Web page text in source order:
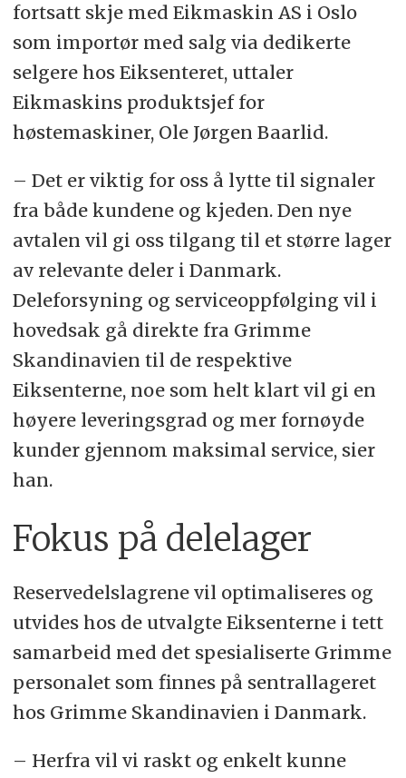
fortsatt skje med Eikmaskin AS i Oslo
som importør med salg via dedikerte
selgere hos Eiksenteret, uttaler
Eikmaskins produktsjef for
høstemaskiner, Ole Jørgen Baarlid.
– Det er viktig for oss å lytte til signaler
fra både kundene og kjeden. Den nye
avtalen vil gi oss tilgang til et større lager
av relevante deler i Danmark.
Deleforsyning og serviceoppfølging vil i
hovedsak gå direkte fra Grimme
Skandinavien til de respektive
Eiksenterne, noe som helt klart vil gi en
høyere leveringsgrad og mer fornøyde
kunder gjennom maksimal service, sier
han.
Fokus på delelager
Reservedelslagrene vil optimaliseres og
utvides hos de utvalgte Eiksenterne i tett
samarbeid med det spesialiserte Grimme
personalet som finnes på sentrallageret
hos Grimme Skandinavien i Danmark.
– Herfra vil vi raskt og enkelt kunne